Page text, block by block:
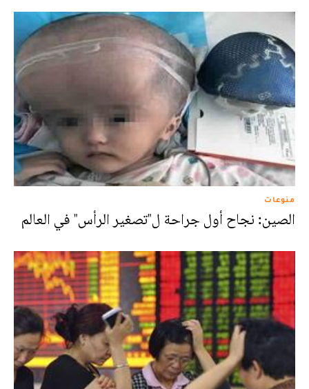
منوعات
الصين: نجاح أول جراحة ل"تصغير الرأس" في العالم